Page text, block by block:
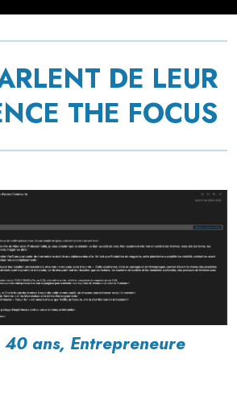
DE LEUR
THE FOCUS
ans, Entrepreneure